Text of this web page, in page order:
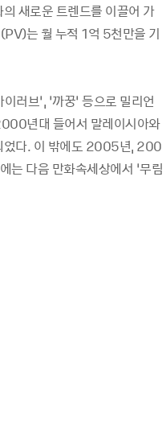
새로운 트렌드를 이끌어 가
는 월 누적 1억 5천만을 기
러브’, ‘까꿍’ 등으로 밀리언
년대 들어서 말레이시아와
었다. 이 밖에도 2005년, 200
는 다음 만화속세상에서 ‘무림